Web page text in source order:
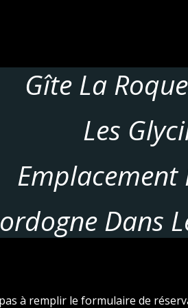
Gîte La
Les
Emplacement
Dans
à remplir le formulaire de